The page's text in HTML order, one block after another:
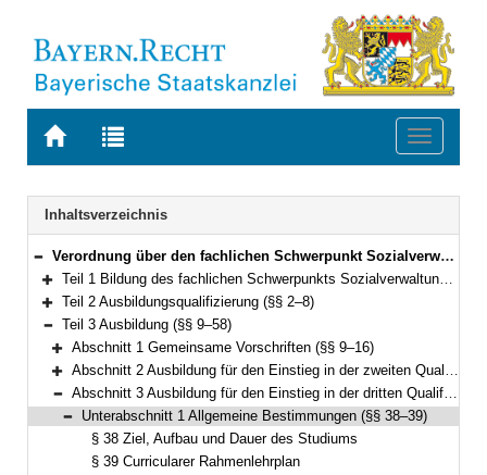
Zur
BAYERN.RECHT
Zur
letzten
Suche
Toggle
Navigation
Inhaltsverzeichnis
Bereich reduzieren
Verordnung über den fachlichen Schwerpunkt Sozialverwaltung (FachV-SozVerw) Vom 7. Januar 2013 (GVBl. S. 11) BayRS 2038-3-8-3-A (§§ 1–60)
Bereich erweitern
Teil 1 Bildung des fachlichen Schwerpunkts Sozialverwaltung (§ 1)
Bereich erweitern
Teil 2 Ausbildungsqualifizierung (§§ 2–8)
Bereich reduzieren
Teil 3 Ausbildung (§§ 9–58)
Bereich erweitern
Abschnitt 1 Gemeinsame Vorschriften (§§ 9–16)
Bereich erweitern
Abschnitt 2 Ausbildung für den Einstieg in der zweiten Qualifikationsebene (§§ 17–37)
Bereich reduzieren
Abschnitt 3 Ausbildung für den Einstieg in der dritten Qualifikationsebene (§§ 38–58)
Bereich reduzieren
Unterabschnitt 1 Allgemeine Bestimmungen (§§ 38–39)
§ 38 Ziel, Aufbau und Dauer des Studiums
§ 39 Curricularer Rahmenlehrplan